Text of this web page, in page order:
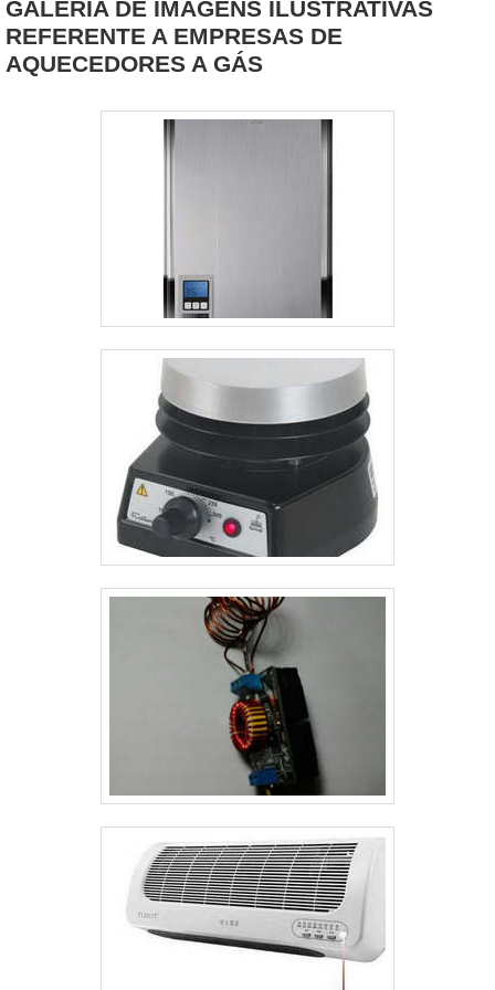
atendimento de qualidade ímpar, ágil, eficiente e
seguro..
a assegurar que as atividades posteriores poderão
ser execu....
GALERIA DE IMAGENS ILUSTRATIVAS
REFERENTE A EMPRESAS DE
AQUECEDORES A GÁS